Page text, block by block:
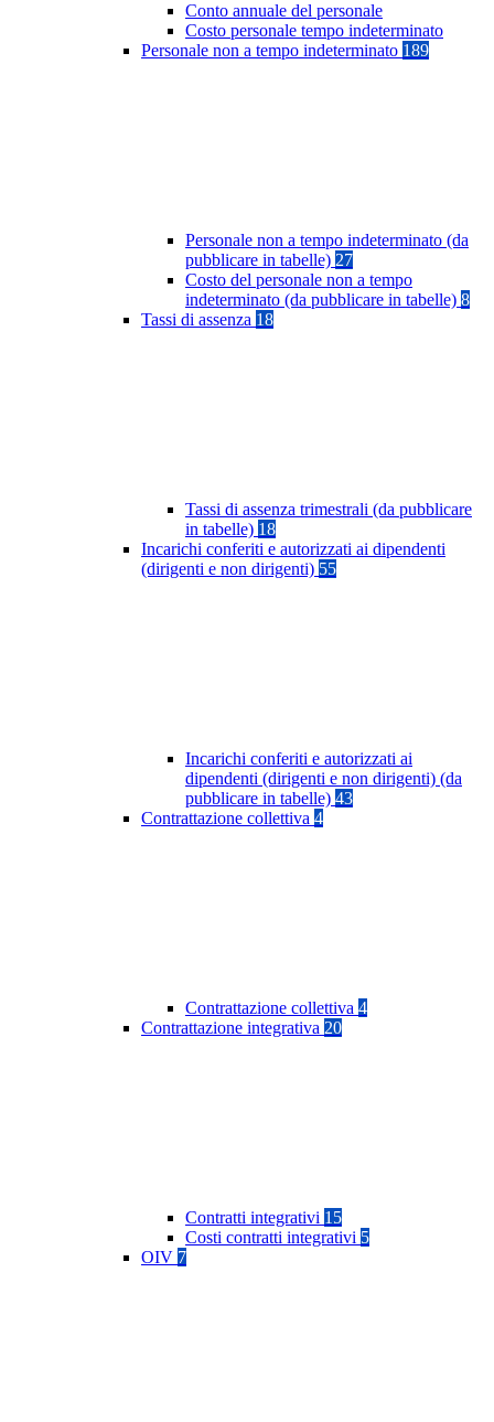
Conto annuale del personale
Costo personale tempo indeterminato
Personale non a tempo indeterminato 189
Personale non a tempo indeterminato (da
pubblicare in tabelle) 27
Costo del personale non a tempo
indeterminato (da pubblicare in tabelle) 8
Tassi di assenza 18
Tassi di assenza trimestrali (da pubblicare
in tabelle) 18
Incarichi conferiti e autorizzati ai dipendenti
(dirigenti e non dirigenti) 55
Incarichi conferiti e autorizzati ai
dipendenti (dirigenti e non dirigenti) (da
pubblicare in tabelle) 43
Contrattazione collettiva 4
Contrattazione collettiva 4
Contrattazione integrativa 20
Contratti integrativi 15
Costi contratti integrativi 5
OIV 7